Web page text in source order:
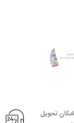
امکان تحویل